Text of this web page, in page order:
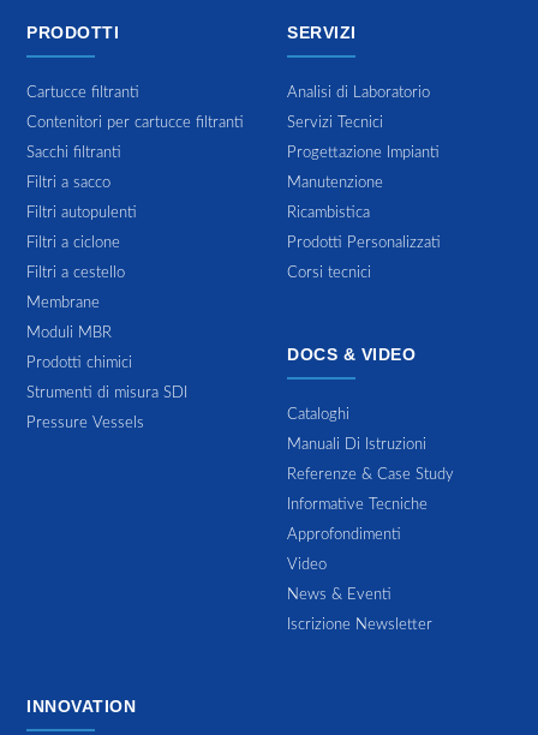
PRODOTTI
Cartucce filtranti
Contenitori per cartucce filtranti
Sacchi filtranti
Filtri a sacco
Filtri autopulenti
Filtri a ciclone
Filtri a cestello
Membrane
Moduli MBR
Prodotti chimici
Strumenti di misura SDI
Pressure Vessels
SERVIZI
Analisi di Laboratorio
Servizi Tecnici
Progettazione Impianti
Manutenzione
Ricambistica
Prodotti Personalizzati
Corsi tecnici
DOCS & VIDEO
Cataloghi
Manuali Di Istruzioni
Referenze & Case Study
Informative Tecniche
Approfondimenti
Video
News & Eventi
Iscrizione Newsletter
INNOVATION